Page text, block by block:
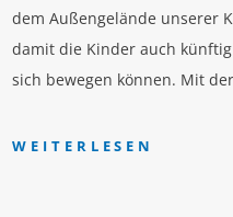
dem Außengelände unserer
damit die Kinder auch
sich bewegen können. Mit
WEITERLESEN